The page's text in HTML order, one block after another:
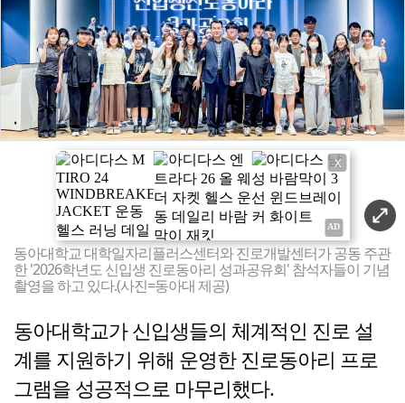
X
동아대학교 대학일자리플러스센터와 진로개발센터가 공동 주관
한 '2026학년도 신입생 진로동아리 성과공유회' 참석자들이 기념
촬영을 하고 있다.(사진=동아대 제공)
동아대학교가 신입생들의 체계적인 진로 설
계를 지원하기 위해 운영한 진로동아리 프로
그램을 성공적으로 마무리했다.